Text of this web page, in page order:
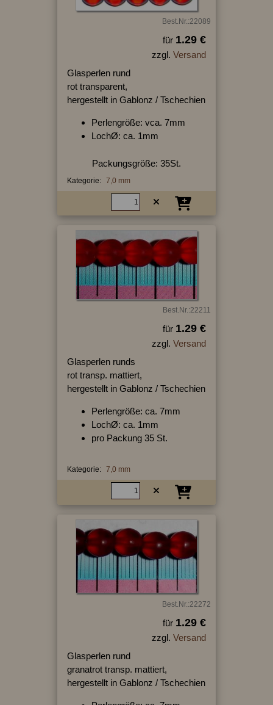
Best.Nr.:22089
für 1.29 €
zzgl. Versand
Glasperlen rund
rot transparent,
hergestellt in Gablonz / Tschechien
Perlengröße: vca. 7mm
LochØ: ca. 1mm
Packungsgröße: 35St.
Kategorie: 7,0 mm
Best.Nr.:22211
für 1.29 €
zzgl. Versand
Glasperlen runds
rot transp. mattiert,
hergestellt in Gablonz / Tschechien
Perlengröße: ca. 7mm
LochØ: ca. 1mm
pro Packung 35 St.
Kategorie: 7,0 mm
Best.Nr.:22272
für 1.29 €
zzgl. Versand
Glasperlen rund
granatrot transp. mattiert,
hergestellt in Gablonz / Tschechien